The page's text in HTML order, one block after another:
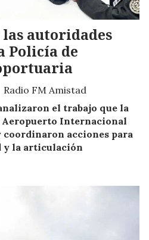
autoridades
Policía de
Radio FM Amistad
el trabajo que la
Aeropuerto Internacional
acciones para
y la articulación